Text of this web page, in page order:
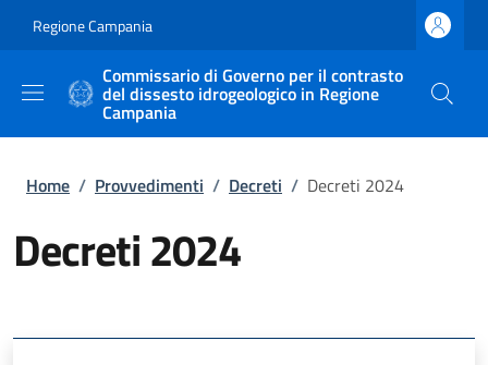
Regione Campania
Commissario di Governo per il contrasto
del dissesto idrogeologico in Regione
Campania
Briciole di pane
Home / Provvedimenti / Decreti / Decreti 2024
Decreti 2024